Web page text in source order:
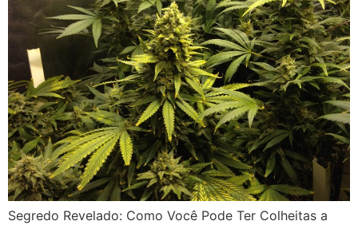
Segredo Revelado: Como Você Pode Ter Colheitas a